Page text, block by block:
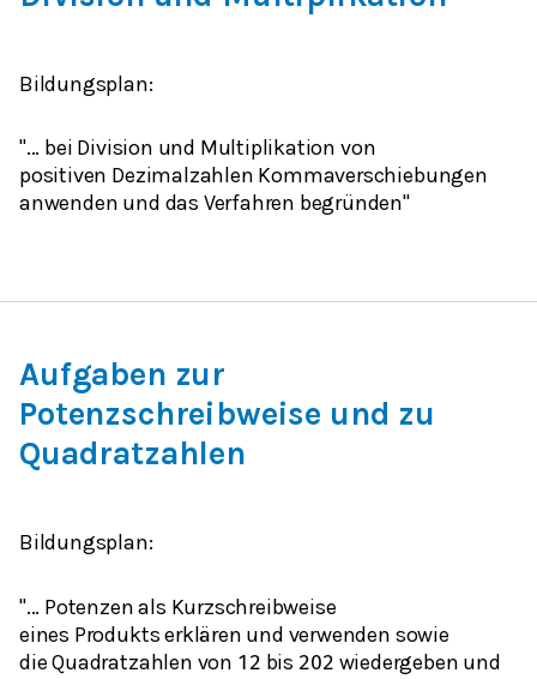
Bildungsplan:
"... bei Division und Multiplikation von
positiven Dezimalzahlen Kommaverschiebungen
anwenden und das Verfahren begründen"
Aufgaben zur
Potenzschreibweise und zu
Quadratzahlen
Bildungsplan:
"... Potenzenals Kurzschreibweise
eines Produktserklären und verwenden sowie
dieQuadratzahlen von 1 2 bis 202 wiedergeben und